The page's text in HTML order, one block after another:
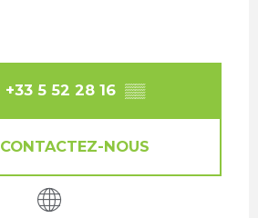
+33 5 52 28 16 ▒▒
CONTACTEZ-NOUS